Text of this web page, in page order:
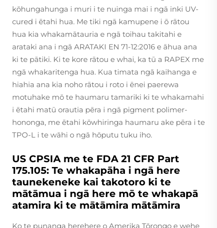
kōhungahunga i muri i te nuinga mai i ngā inki UV-
cured i ētahi hua. Me tiki ngā kamupene i ō rātou
hua kia whakamātauria e ngā toihau takitahi e
arataki ana i ngā ARATAKI EN 71-12:2016 e āhua ana
ki te pātiki. Ki te kore rātou e whai, ka tū a RAPEX me
ngā whakaritenga hua. Kua timata ngā kaihanga e
hiahia ana kia noho rātou i roto i ēnei paerewa
motuhake mō te haumaru tamariki ki te whakamahi
i ētahi matū orautia pēra i ngā pigment polimer-
hononga, me ētahi kōwhiringa haumaru ake pēra i te
TPO-L i te wāhi o ngā hōputu tuku iho.
US CPSIA me te FDA 21 CFR Part
175.105: Te whakapāha i ngā here
taunekeneke kai takotoro ki te
mātāmua i ngā here mō te whakapā
atamira ki te mātāmira mātāmira
Ko te punanga herehere o Amerika Tōrongo e wehe